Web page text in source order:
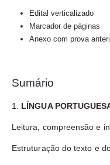
Edital verticalizado
Marcador de páginas
Anexo com prova
Sumário
1. LÍNGUA
Leitura, compreensão e
Estruturação do texto e